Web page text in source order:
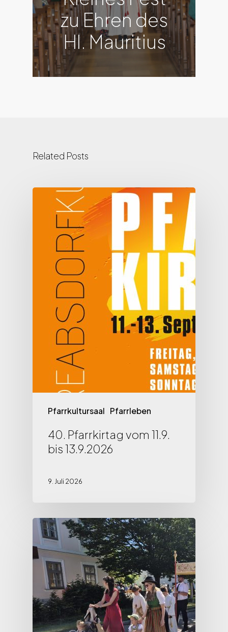
zu Ehren des
Hl. Mauritius
Related Posts
Pfarrkultursaal Pfarrleben
40. Pfarrkirtag vom 11.9.
bis 13.9.2026
9. Juli 2026